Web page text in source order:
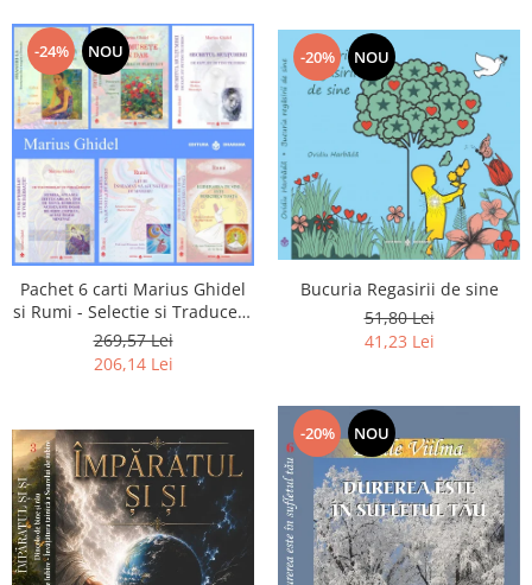
-24% NOU
Pachet 6 carti Marius Ghidel
si Rumi - Selectie si Traducere
de Marius Ghidel
269,57 Lei
206,14 Lei
-20% NOU
Bucuria Regasirii de sine
51,80 Lei
41,23 Lei
-20% NOU